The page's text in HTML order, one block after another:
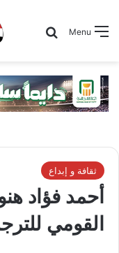
Menu
for
ثقافة و إبداع
أحمد فؤاد
القومي